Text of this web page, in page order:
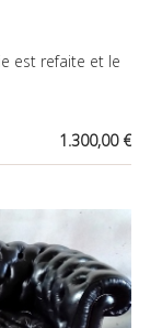
est refaite et le
1.300,00 €